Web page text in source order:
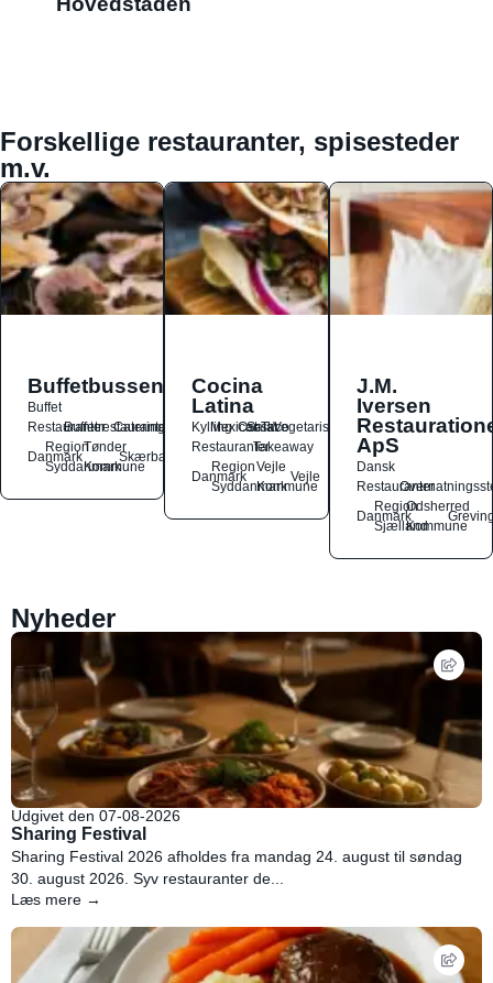
Forskellige restauranter, spisesteder
m.v.
Buffetbussen
Buffet
Restauranter
Buffetrestauranter
Catering
Danmark
Region
Syddanmark
Tønder
Kommune
Skærbæk
Cocina
Latina
Kylling
Mexicansk
OstSalat
TacoVegetarisk
RestauranterTakeaway
Danmark
Region
Syddanmark
Vejle
Kommune
Vejle
J.M.
Iversen
ApS
Dansk
Restauranter
Danmark
Region
Sjælland
Odsherred
Kommune
Nyheder
Udgivet den 07-08-2026
Sharing Festival
Sharing Festival 2026 afholdes fra mandag 24. august til søndag
30. august 2026. Syv restauranter de...
Læs mere →